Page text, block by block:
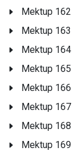
Mektup 162
Mektup 163
Mektup 164
Mektup 165
Mektup 166
Mektup 167
Mektup 168
Mektup 169